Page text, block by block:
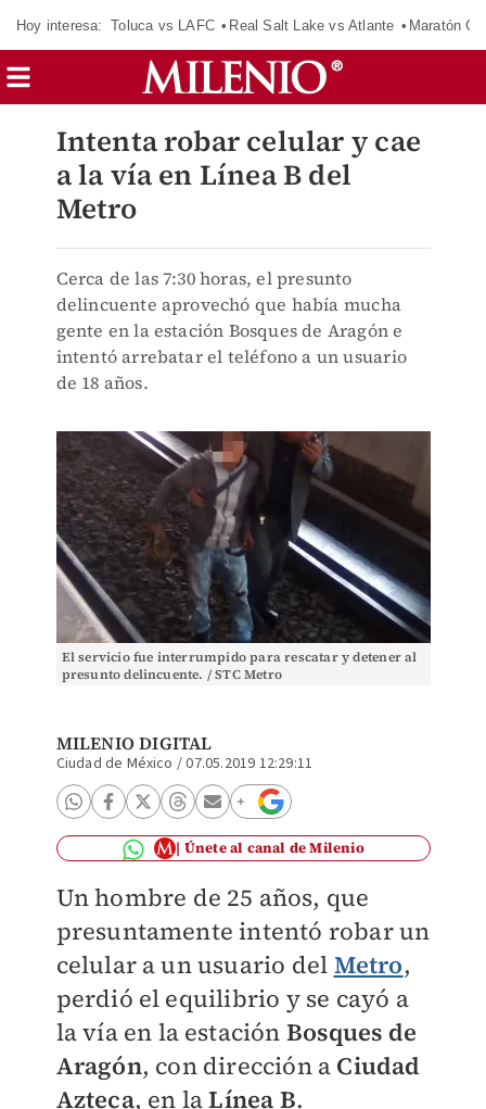
Hoy interesa: Toluca vs LAFC Real Salt Lake vs Atlante Maratón
Intenta robar celular y cae
a la vía en Línea B del
Metro
Cerca de las 7:30 horas, el presunto
delincuente aprovechó que había mucha
gente en la estación Bosques de Aragón e
intentó arrebatar el teléfono a un usuario
de 18 años.
El servicio fue interrumpido para rescatar y detener al
presunto delincuente. / STC Metro
MILENIO DIGITAL
Ciudad de México /07.05.2019 12:29:11
Únete al canal de Milenio
Un hombre de 25 años, que
presuntamente intentó robar un
celular a un usuario del Metro,
perdió el equilibrio y se cayó a
la vía en la estación Bosques de
Aragón, con dirección a Ciudad
Azteca, en laLínea B.